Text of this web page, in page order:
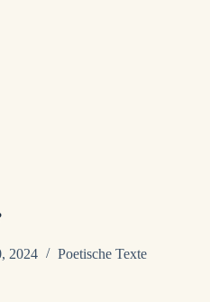
2024 Poetische Texte